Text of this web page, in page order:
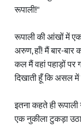
रूपाली!"
​रूपाली की आंखों में
अरुण, हाँ! मैं बार-बार
कल मैं वहां पहाड़ों पर
दिखाती हूँ कि असल में
​इतना कहते ही
एक नुकीला टुकड़ा